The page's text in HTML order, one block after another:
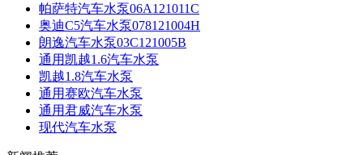
帕萨特汽车水泵06A121011C
奥迪C5汽车水泵078121004H
朗逸汽车水泵03C121005B
通用凯越1.6汽车水泵
凯越1.8汽车水泵
通用赛欧汽车水泵
通用君威汽车水泵
现代汽车水泵